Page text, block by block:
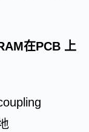
在PCB 上